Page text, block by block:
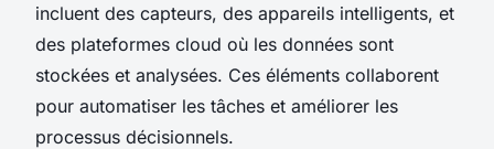
incluent des capteurs, des appareils intelligents, et
des plateformes cloud où les données sont
stockées et analysées. Ces éléments collaborent
pour automatiser les tâches et améliorer les
processus décisionnels.